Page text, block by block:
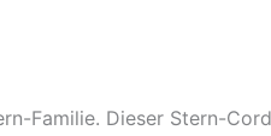
Familie. Dieser Stern-